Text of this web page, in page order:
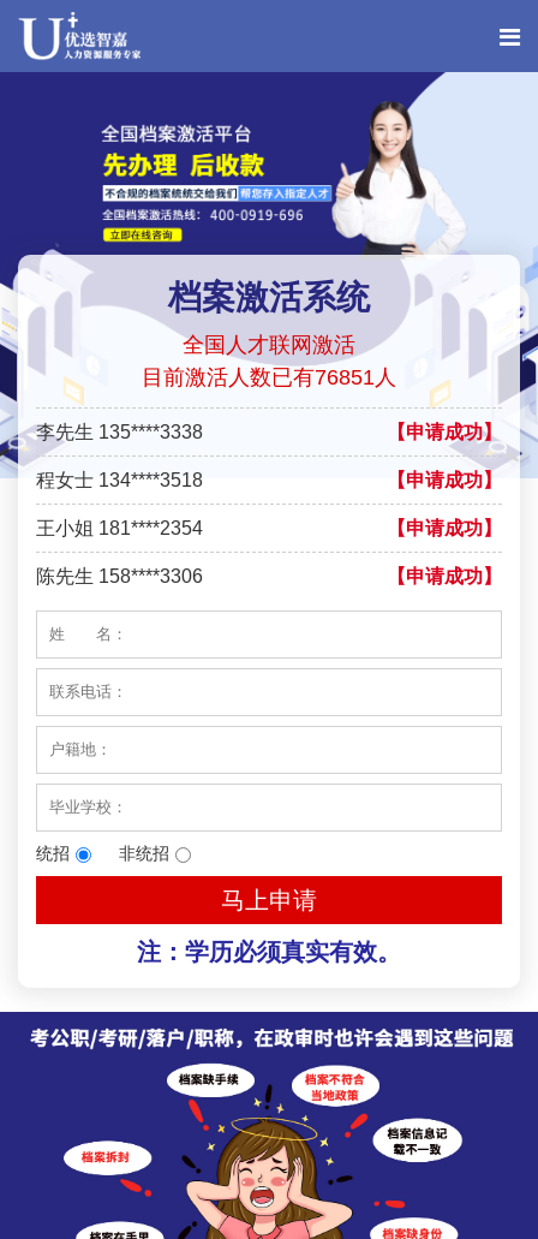
档案激活系统
全国人才联网激活
目前激活人数已有76851人
李先生 135****3338 【申请成功】
【申请成功】
王小姐 181****2354 【申请成功】
陈先生 158****3306 【申请成功】
李先生 137****1923 【申请成功】
程女士 136****3253 【申请成功】
王小姐 185****2848 【申请成功】
陈先生 189****1098 【申请成功】
李先生 135****3338 【申请成功】
程女士 134****3518 【申请成功】
王小姐 181****2354 【申请成功】
陈先生 158****3306 【申请成功】
李先生 137****1923 【申请成功】
程女士 136****3253 【申请成功】
陈先生 189****1098
李先生 135****3338
统招 非统招
马上申请
注：学历必须真实有效。